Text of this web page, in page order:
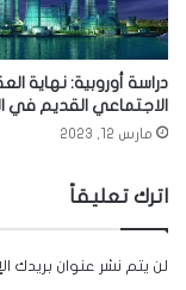
دراسة أوروبية: نهاية
الاجتماعي القديم في
مارس 12, 2023
اترك تعليقاً
لن يتم نشر عنوان بريدك